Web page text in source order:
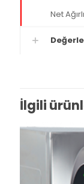
Net
İlgili